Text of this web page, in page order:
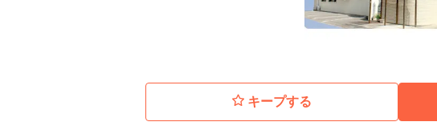
キープする